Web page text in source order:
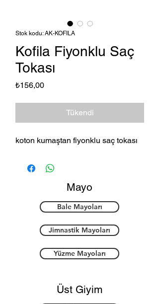
Stok kodu: AK-KOFILA
Kofila Fiyonklu Saç
Tokası
₺156,00Fiyat
Tükendi
koton kumaştan fiyonklu saç tokası
Mayo
Bale Mayoları
Jimnastik Mayoları
Yüzme Mayoları
Üst Giyim